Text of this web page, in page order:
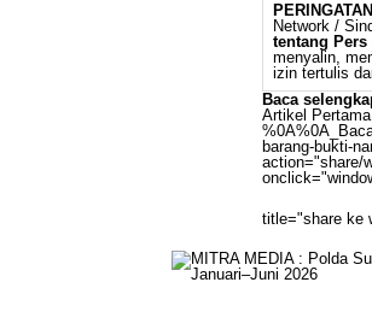
Network /
tentang Pers
menyalin,
izin tertulis
Baca
Artikel
barang-bukti-
action="share/
title="share ke